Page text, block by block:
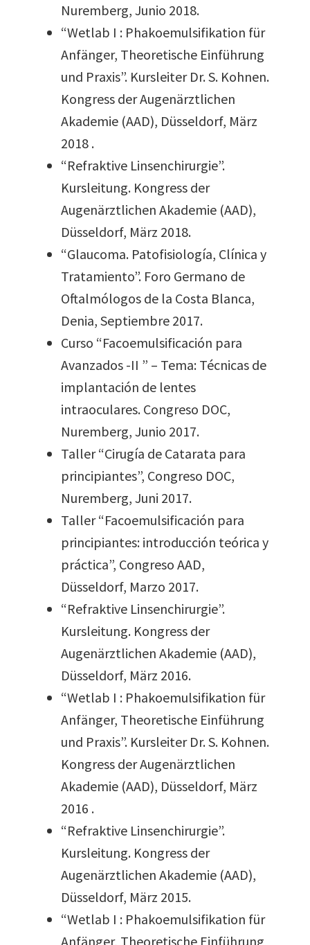
Nuremberg, Junio 2018.
“Wetlab I : Phakoemulsifikation für
Anfänger, Theoretische Einführung
und Praxis”. Kursleiter Dr. S. Kohnen.
Kongress der Augenärztlichen
Akademie (AAD), Düsseldorf, März
2018 .
“Refraktive Linsenchirurgie”.
Kursleitung. Kongress der
Augenärztlichen Akademie (AAD),
Düsseldorf, März 2018.
“Glaucoma. Patofisiología, Clínica y
Tratamiento”. Foro Germano de
Oftalmólogos de la Costa Blanca,
Denia, Septiembre 2017.
Curso “Facoemulsificación para
Avanzados -II ” – Tema: Técnicas de
implantación de lentes
intraoculares. Congreso DOC,
Nuremberg, Junio 2017.
Taller “Cirugía de Catarata para
principiantes”, Congreso DOC,
Nuremberg, Juni 2017.
Taller “Facoemulsificación para
principiantes: introducción teórica y
práctica”, Congreso AAD,
Düsseldorf, Marzo 2017.
“Refraktive Linsenchirurgie”.
Kursleitung. Kongress der
Augenärztlichen Akademie (AAD),
Düsseldorf, März 2016.
“Wetlab I : Phakoemulsifikation für
Anfänger, Theoretische Einführung
und Praxis”. Kursleiter Dr. S. Kohnen.
Kongress der Augenärztlichen
Akademie (AAD), Düsseldorf, März
2016 .
“Refraktive Linsenchirurgie”.
Kursleitung. Kongress der
Augenärztlichen Akademie (AAD),
Düsseldorf, März 2015.
“Wetlab I : Phakoemulsifikation für
Anfänger, Theoretische Einführung